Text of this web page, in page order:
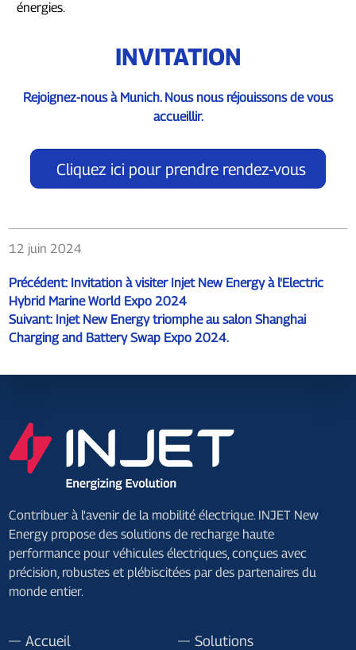
énergies.
INVITATION
Rejoignez-nous à Munich. Nous nous réjouissons de vous
accueillir.
Cliquez ici pour prendre rendez-vous
12 juin 2024
Précédent: Invitation à visiter Injet New Energy à l'Electric
Hybrid Marine World Expo 2024
Suivant: Injet New Energy triomphe au salon Shanghai
Charging and Battery Swap Expo 2024.
Contribuer à l'avenir de la mobilité électrique. INJET New
Energy propose des solutions de recharge haute
performance pour véhicules électriques, conçues avec
précision, robustes et plébiscitées par des partenaires du
monde entier.
Accueil
Solutions